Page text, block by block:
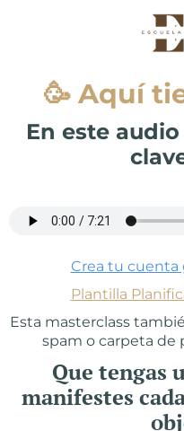
🥳 Aquí
En este
Crea tu cuenta
Plantilla
Esta masterclass
spam o carpeta de
Que tengas
manifestes